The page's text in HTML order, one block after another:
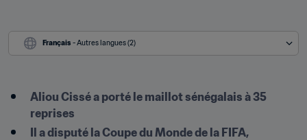
Français - Autres langues (2)
Aliou Cissé a porté le maillot sénégalais à 35
reprises
Il a disputé la Coupe du Monde de la FIFA,